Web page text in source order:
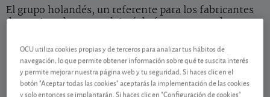
El grupo holandés, un referente para los fabricantes
de semiconductores, dejará de formar parte de
Contenido reservado a SOCIOS
OCU utiliza cookies propias y de terceros para analizar tus hábitos de
navegación, lo que permite obtener información sobre qué te suscita interés
y permite mejorar nuestra página web y tu seguridad. Si haces clic en el
botón "Aceptar todas las cookies" aceptarás la implementación de las cookies
y solo entonces se implantarán. Si haces clic en "Configuración de cookies"